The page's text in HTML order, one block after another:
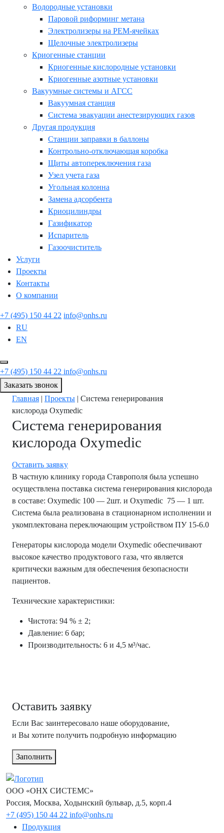
Водородные установки
Паровой риформинг метана
Электролизеры на PEM-ячейках
Щелочные электролизеры
Криогенные станции
Криогенные кислородные установки
Криогенные азотные установки
Вакуумные системы и АГСС
Вакуумная станция
Система эвакуации анестезирующих газов
Другая продукция
Станции заправки в баллоны
Контрольно-отключающая коробка
Щиты автопереключения газа
Узел учета газа
Угольная колонна
Замена адсорбента
Криоцилиндры
Газификатор
Испаритель
Газоочиститель
Услуги
Проекты
Контакты
О компании
+7 (495) 150 44 22 info@onhs.ru
RU
EN
+7 (495) 150 44 22 info@onhs.ru
Заказать звонок
Главная | Проекты | Система генерирования
кислорода Oxymedic
Система генерирования
кислорода Oxymedic
Оставить заявку
В частную клинику города Ставрополя была успешно
осуществлена поставка система генерирования кислорода
в составе: Oxymedic 100 — 2шт. и Oxymedic 75 — 1 шт.
Система была реализована в стационарном исполнении и
укомплектована переключающим устройством ПУ 15-6.0
Генераторы кислорода модели Oxymedic обеспечивают
высокое качество продуктового газа, что является
критически важным для обеспечения безопасности
пациентов.
Технические характеристики:
Чистота: 94 % ± 2;
Давление: 6 бар;
Производительность: 6 и 4,5 м³/час.
Оставить заявку
Если Вас заинтересовало наше оборудование,
и Вы хотите получить подробную информацию
Заполнить
ООО «ОНХ СИСТЕМС»
Россия, Москва, Ходынский бульвар, д.5, корп.4
+7 (495) 150 44 22 info@onhs.ru
Продукция